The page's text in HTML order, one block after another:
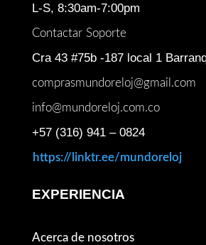
L-S, 8:30am-7:00pm
Contactar Soporte
Cra 43 #75b -187 local 1
comprasmundoreloj@gmail.com
info@mundoreloj.com.co
+57 (316) 941 – 0824
https://linktr.ee/mundoreloj
EXPERIENCIA
Acerca de nosotros